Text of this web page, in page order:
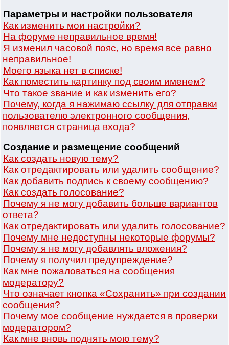
Параметры и настройки пользователя
Как изменить мои настройки?
На форуме неправильное время!
Я изменил часовой пояс, но время все равно
неправильное!
Моего языка нет в списке!
Как поместить картинку под своим именем?
Что такое звание и как изменить его?
Почему, когда я нажимаю ссылку для отправки
пользователю электронного сообщения,
появляется страница входа?
Создание и размещение сообщений
Как создать новую тему?
Как отредактировать или удалить сообщение?
Как добавить подпись к своему сообщению?
Как создать голосование?
Почему я не могу добавить больше вариантов
ответа?
Как отредактировать или удалить голосование?
Почему мне недоступны некоторые форумы?
Почему я не могу добавлять вложения?
Почему я получил предупреждение?
Как мне пожаловаться на сообщения
модератору?
Что означает кнопка «Сохранить» при создании
сообщения?
Почему мое сообщение нуждается в проверки
модератором?
Как мне вновь поднять мою тему?